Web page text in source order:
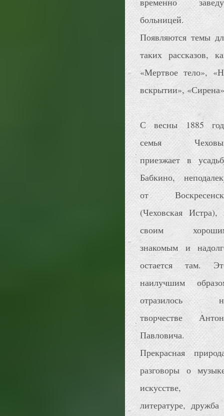
больницей.
Появляются темы
таких рассказов,
«Мертвое тело»,
вскрытии»,
С весны 1885
семья
приезжает в
Бабкино,
от
(Чеховская Истра),
своим
знакомым и
остается там.
наилучшим
отразилось
творчестве
Павловича.
Прекрасная
разговоры о
искусстве,
литературе, дружба